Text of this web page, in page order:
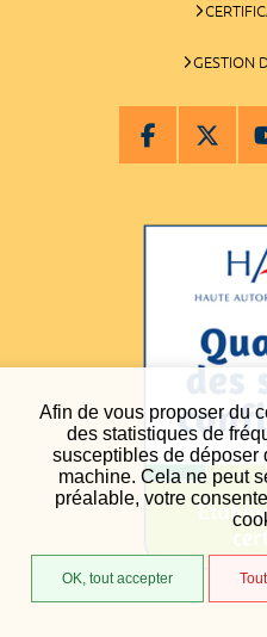
Afin de vous proposer du
des statistiques de
susceptibles de déposer
machine. Cela ne peut
préalable, votre
OK, tout accepter
GESTION